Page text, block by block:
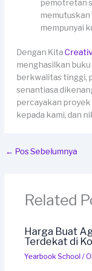
pemotretan
mempunyai
Dengan Kita
menghasilkan
berkwalitas tinggi,
senantiasa
percayakan
kepada kami, dan
← Pos Sebelumnya
Related
Harga Buat
Terdekat di
Yearbook School /